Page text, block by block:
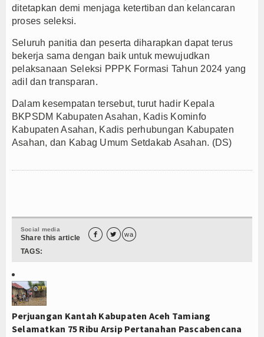
ditetapkan demi menjaga ketertiban dan kelancaran
proses seleksi.
Seluruh panitia dan peserta diharapkan dapat terus
bekerja sama dengan baik untuk mewujudkan
pelaksanaan Seleksi PPPK Formasi Tahun 2024 yang
adil dan transparan.
Dalam kesempatan tersebut, turut hadir Kepala
BKPSDM Kabupaten Asahan, Kadis Kominfo
Kabupaten Asahan, Kadis perhubungan Kabupaten
Asahan, dan Kabag Umum Setdakab Asahan. (DS)
Social media
Share this article   wa
TAGS:
Perjuangan Kantah Kabupaten Aceh Tamiang
Selamatkan 75 Ribu Arsip Pertanahan Pascabencana